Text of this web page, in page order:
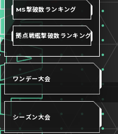
MS撃破数ランキング
拠点戦艦撃破数ランキング
ワンデー大会
シーズン大会